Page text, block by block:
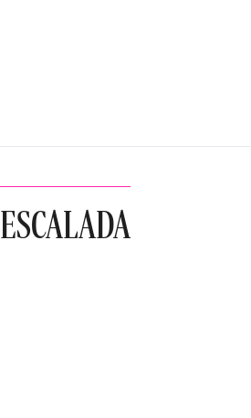
ESCALADA